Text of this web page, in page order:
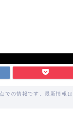
での情報です。最新情報